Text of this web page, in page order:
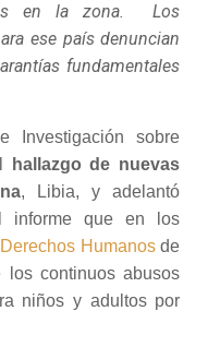
en la zona. Los
ese país denuncian
fundamentales
Investigación sobre
hallazgo de nuevas
, Libia, y adelantó
informe que en los
Humanosde
los continuos abusos
niños y adultos por